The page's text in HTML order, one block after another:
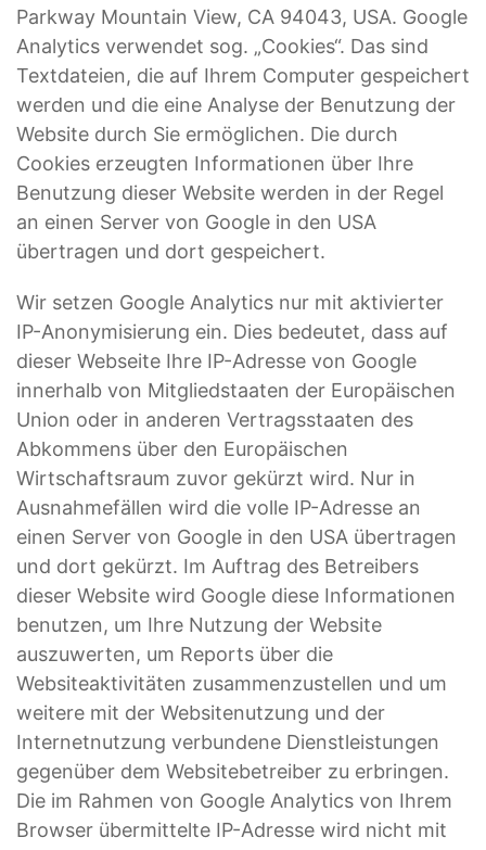
Parkway Mountain View, CA 94043, USA. Google
Analytics verwendet sog. „Cookies“. Das sind
Textdateien, die auf Ihrem Computer gespeichert
werden und die eine Analyse der Benutzung der
Website durch Sie ermöglichen. Die durch
Cookies erzeugten Informationen über Ihre
Benutzung dieser Website werden in der Regel
an einen Server von Google in den USA
übertragen und dort gespeichert.
Wir setzen Google Analytics nur mit aktivierter
IP-Anonymisierung ein. Dies bedeutet, dass auf
dieser Webseite Ihre IP-Adresse von Google
innerhalb von Mitgliedstaaten der Europäischen
Union oder in anderen Vertragsstaaten des
Abkommens über den Europäischen
Wirtschaftsraum zuvor gekürzt wird. Nur in
Ausnahmefällen wird die volle IP-Adresse an
einen Server von Google in den USA übertragen
und dort gekürzt. Im Auftrag des Betreibers
dieser Website wird Google diese Informationen
benutzen, um Ihre Nutzung der Website
auszuwerten, um Reports über die
Websiteaktivitäten zusammenzustellen und um
weitere mit der Websitenutzung und der
Internetnutzung verbundene Dienstleistungen
gegenüber dem Websitebetreiber zu erbringen.
Die im Rahmen von Google Analytics von Ihrem
Browser übermittelte IP-Adresse wird nicht mit